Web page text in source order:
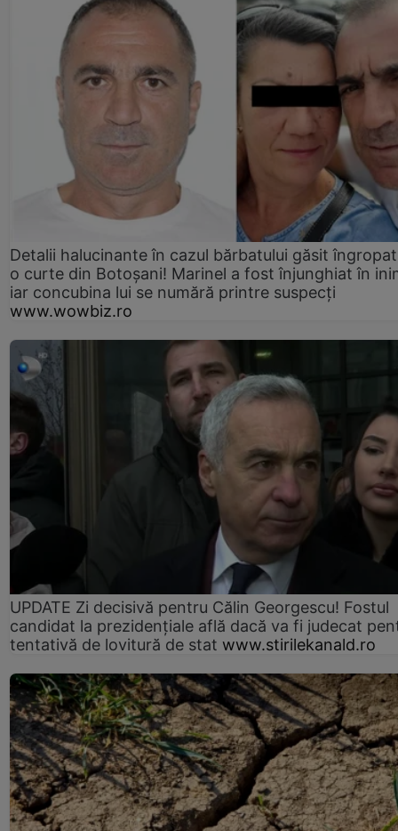
Detalii halucinante în cazul bărbatului găsit
o curte din Botoșani! Marinel a fost înjunghiat în
iar concubina lui se numără printre suspecți
www.wowbiz.ro
UPDATE Zi decisivă pentru Călin Georgescu! Fostul
candidat la prezidențiale află dacă va fi judecat
tentativă de lovitură de stat www.stirilekanald.ro